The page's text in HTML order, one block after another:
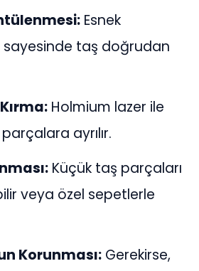
Esnek
taş doğrudan
Holmium lazer ile
ayrılır.
Küçük taş parçaları
veya özel sepetlerle
Korunması: Gerekirse,